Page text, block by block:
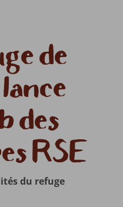
de
des
RSE
du refuge